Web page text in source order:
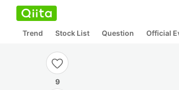
Trend Stock List Question Official
9